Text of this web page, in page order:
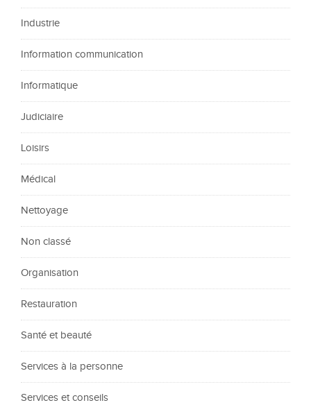
Industrie
Information communication
Informatique
Judiciaire
Loisirs
Médical
Nettoyage
Non classé
Organisation
Restauration
Santé et beauté
Services à la personne
Services et conseils